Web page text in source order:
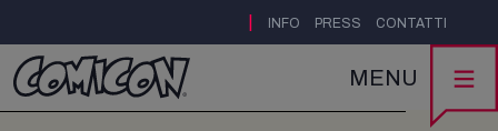
INFO PRESS CONTATTI
MENU